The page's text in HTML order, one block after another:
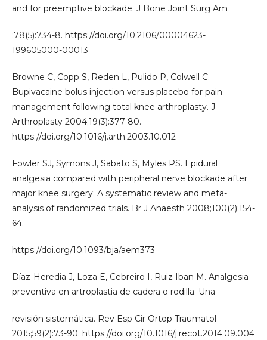
and for preemptive blockade. J Bone Joint Surg Am
;78(5):734-8. https://doi.org/10.2106/00004623-
199605000-00013
Browne C, Copp S, Reden L, Pulido P, Colwell C.
Bupivacaine bolus injection versus placebo for pain
management following total knee arthroplasty. J
Arthroplasty 2004;19(3):377-80.
https://doi.org/10.1016/j.arth.2003.10.012
Fowler SJ, Symons J, Sabato S, Myles PS. Epidural
analgesia compared with peripheral nerve blockade after
major knee surgery: A systematic review and meta-
analysis of randomized trials. Br J Anaesth 2008;100(2):154-
64.
https://doi.org/10.1093/bja/aem373
Díaz-Heredia J, Loza E, Cebreiro I, Ruiz Iban M. Analgesia
preventiva en artroplastia de cadera o rodilla: Una
revisión sistemática. Rev Esp Cir Ortop Traumatol
2015;59(2):73-90. https://doi.org/10.1016/j.recot.2014.09.004